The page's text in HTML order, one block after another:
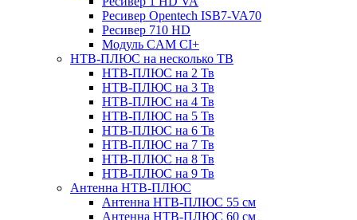
Ресивер Opentech ISB7-VA70
Ресивер 710 HD
Модуль CAM CI+
НТВ-ПЛЮС на несколько ТВ
НТВ-ПЛЮС на 2 Тв
НТВ-ПЛЮС на 3 Тв
НТВ-ПЛЮС на 4 Тв
НТВ-ПЛЮС на 5 Тв
НТВ-ПЛЮС на 6 Тв
НТВ-ПЛЮС на 7 Тв
НТВ-ПЛЮС на 8 Тв
НТВ-ПЛЮС на 9 Тв
Антенна НТВ-ПЛЮС
Антенна НТВ-ПЛЮС 55 см
Антенна НТВ-ПЛЮС 60 см